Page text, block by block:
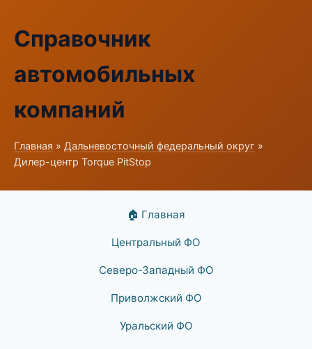
Справочник
автомобильных
компаний
Главная » Дальневосточный федеральный округ »
Дилер-центр Torque PitStop
🏠 Главная
Центральный ФО
Северо-Западный ФО
Приволжский ФО
Уральский ФО